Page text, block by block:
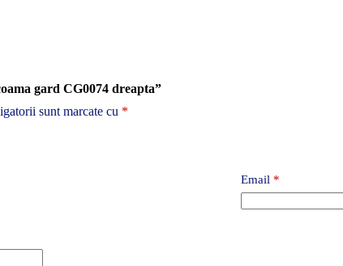
gard CG0074 dreapta”
sunt marcate cu *
Email *